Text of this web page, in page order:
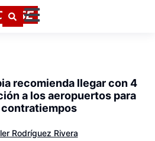
recomienda llegar con 4
a los aeropuertos para
Rodríguez Rivera